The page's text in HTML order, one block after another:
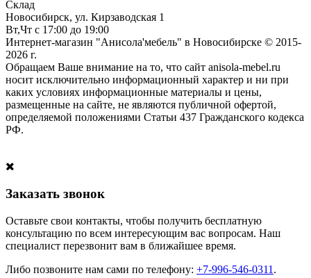
Склад
Новосибирск, ул. Кирзаводская 1
Вт,Чт с 17:00 до 19:00
Интернет-магазин "Анисола'мебель" в Новосибирске © 2015-
2026 г.
Обращаем Ваше внимание на то, что сайт anisola-mebel.ru
носит исключительно информационный характер и ни при
каких условиях информационные материалы и цены,
размещенные на сайте, не являются публичной офертой,
определяемой положениями Статьи 437 Гражданского кодекса
РФ.
Заказать звонок
Оставьте свои контакты, чтобы получить бесплатную
консультацию по всем интересующим вас вопросам. Наш
специалист перезвонит вам в ближайшее время.
Либо позвоните нам сами по телефону: +7-996-546-0311 .